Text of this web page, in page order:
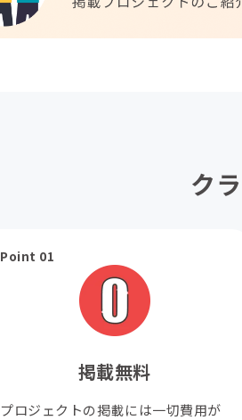
ク
Point 01
掲載無料
プロジェクトの掲載には一切費用が